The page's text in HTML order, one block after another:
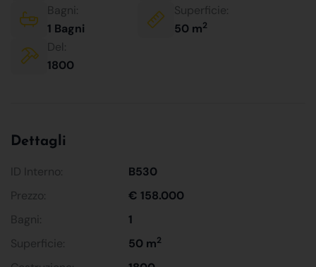
Bagni:
1 Bagni
Superficie:
50 m2
Del:
1800
Dettagli
ID Interno:
B530
Prezzo:
€ 158.000
Bagni:
1
Superficie:
50 m2